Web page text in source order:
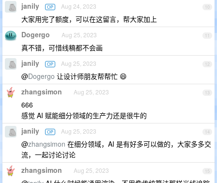
10
janily OP Aug 24, 2023
大家用完了额度，可以在这留言，帮大家加上
11
Dogergo Aug 25, 2023
真不错，可惜线稿都不会画
12
janily OP Aug 25, 2023
@Dogergo 让设计师朋友帮帮忙 😄
13
zhangsimon Aug 25, 2023
666
感觉 AI 赋能细分领域的生产力还是很牛的
14
janily OP Aug 25, 2023
@zhangsimon 在细分领域，AI 是有好多可以做的，大家多多交
流，一起讨论讨论
15
zhangsimon Aug 25, 2023